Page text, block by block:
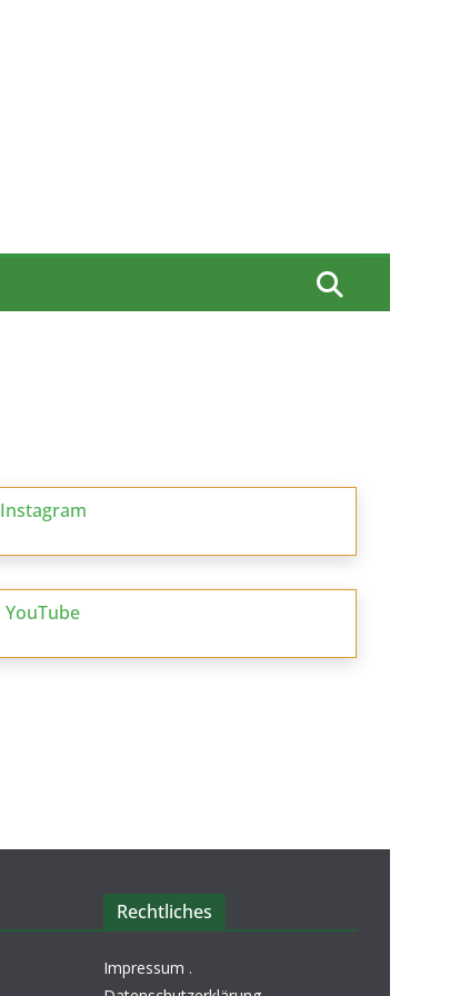
Instagram
YouTube
Rechtliches
Impressum .